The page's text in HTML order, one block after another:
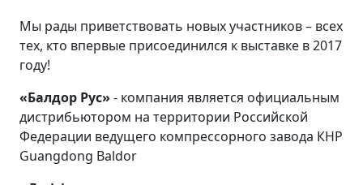
Мы рады приветствовать новых участников – всех
тех, кто впервые присоединился к выставке в 2017
году!
«Балдор Рус» - компания является официальным
дистрибьютором на территории Российской
Федерации ведущего компрессорного завода КНР
Guangdong Baldor